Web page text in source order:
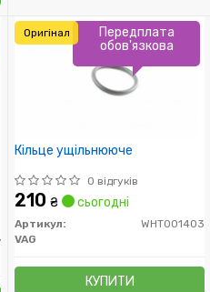
Кільце ущільнююче
0 відгуків
210 ₴ сьогодні
Артикул:
WHT001403
VAG
КУПИТИ
Передплата
обов'язкова
Оригінал